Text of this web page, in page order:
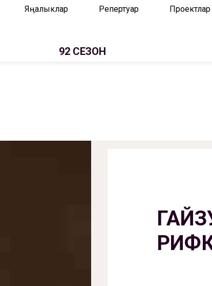
Яңалыклар Репертуар Проектлар
92 СЕЗОН